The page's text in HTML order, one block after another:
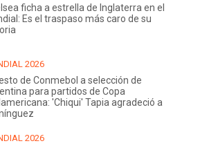
ficha a estrella de Inglaterra en el
Es el traspaso más caro de su
2026
de Conmebol a selección de
para partidos de Copa
'Chiqui' Tapia agradeció a
2026